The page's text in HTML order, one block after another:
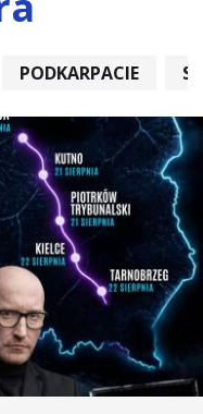
PODKARPACIE